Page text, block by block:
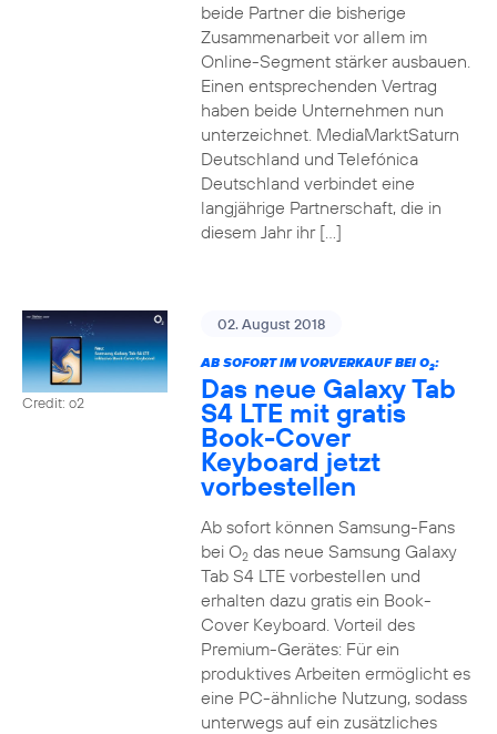
beide Partner die bisherige
Zusammenarbeit vor allem im
Online-Segment stärker ausbauen.
Einen entsprechenden Vertrag
haben beide Unternehmen nun
unterzeichnet. MediaMarktSaturn
Deutschland und Telefónica
Deutschland verbindet eine
langjährige Partnerschaft, die in
diesem Jahr ihr […]
Credit: o2
02. August 2018
AB SOFORT IM VORVERKAUF BEI O2:
Das neue Galaxy Tab
S4 LTE mit gratis
Book-Cover
Keyboard jetzt
vorbestellen
Ab sofort können Samsung-Fans
bei O2das neue Samsung Galaxy
Tab S4 LTE vorbestellen und
erhalten dazu gratis ein Book-
Cover Keyboard. Vorteil des
Premium-Gerätes: Für ein
produktives Arbeiten ermöglicht es
eine PC-ähnliche Nutzung, sodass
unterwegs auf ein zusätzliches